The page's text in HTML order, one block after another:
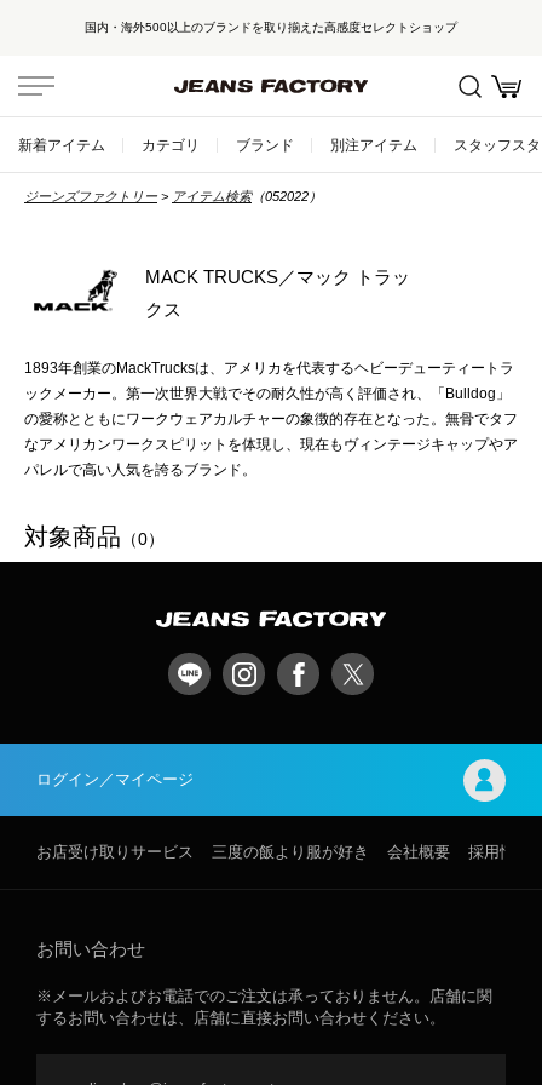
国内・海外500以上のブランドを取り揃えた高感度セレクトショップ
新着アイテム カテゴリ ブランド 別注アイテム スタッフス
ジーンズファクトリー アイテム検索（052022）
MACK TRUCKS／マック トラッ
クス
1893年創業のMackTrucksは、アメリカを代表するヘビーデューティートラ
ックメーカー。第一次世界大戦でその耐久性が高く評価され、「Bulldog」
の愛称とともにワークウェアカルチャーの象徴的存在となった。無骨でタフ
なアメリカンワークスピリットを体現し、現在もヴィンテージキャップやア
パレルで高い人気を誇るブランド。
対象商品 （0）
ログイン／マイページ
お店受け取りサービス 三度の飯より服が好き 会社概要 採用情報
お問い合わせ
※メールおよびお電話でのご注文は承っておりません。店舗に関
するお問い合わせは、店舗に直接お問い合わせください。